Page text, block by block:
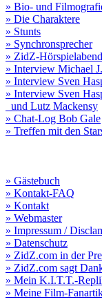
» Bio- und
» Die Charaktere
» Stunts
» Synchronsprecher
» ZidZ-
» Interview Michael
» Interview Sven
» Interview Sven
und Lutz Mackensy
» Chat-Log Bob Gale
» Treffen mit den
» Gästebuch
» Kontakt-FAQ
» Kontakt
» Webmaster
» Impressum /
» Datenschutz
» ZidZ.com in der
» ZidZ.com sagt
» Mein K.I.T.T.-
» Meine Film-